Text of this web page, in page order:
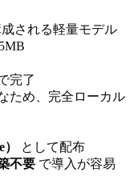
される軽量モデル
完了
ため、完全ローカル
として配布
不要 で導入が容易